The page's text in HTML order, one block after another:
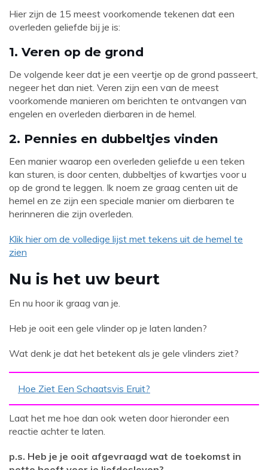
Hier zijn de 15 meest voorkomende tekenen dat een
overleden geliefde bij je is:
1. Veren op de grond
De volgende keer dat je een veertje op de grond passeert,
negeer het dan niet. Veren zijn een van de meest
voorkomende manieren om berichten te ontvangen van
engelen en overleden dierbaren in de hemel.
2. Pennies en dubbeltjes vinden
Een manier waarop een overleden geliefde u een teken
kan sturen, is door centen, dubbeltjes of kwartjes voor u
op de grond te leggen. Ik noem ze graag centen uit de
hemel en ze zijn een speciale manier om dierbaren te
herinneren die zijn overleden.
Klik hier om de volledige lijst met tekens uit de hemel te
zien
Nu is het uw beurt
En nu hoor ik graag van je.
Heb je ooit een gele vlinder op je laten landen?
Wat denk je dat het betekent als je gele vlinders ziet?
Hoe Ziet Een Schaatsvis Eruit?
Laat het me hoe dan ook weten door hieronder een
reactie achter te laten.
p.s. Heb je je ooit afgevraagd wat de toekomst in